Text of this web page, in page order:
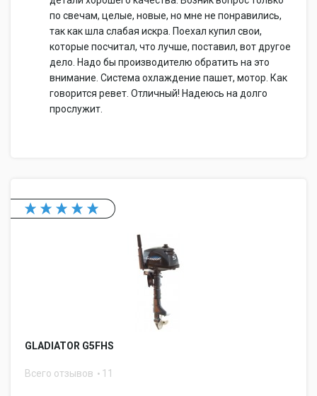
по свечам, целые, новые, но мне не понравились,
так как шла слабая искра. Поехал купил свои,
которые посчитал, что лучше, поставил, вот другое
дело. Надо бы производителю обратить на это
внимание. Система охлаждение пашет, мотор. Как
говорится ревет. Отличный! Надеюсь на долго
прослужит.
GLADIATOR G5FHS
Всего отзывов 11